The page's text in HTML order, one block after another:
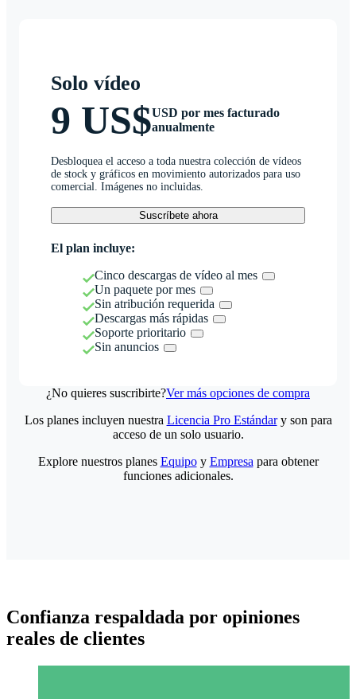
Solo vídeo
9 US$USD por mes facturado
anualmente
Desbloquea el acceso a toda nuestra colección de vídeos
de stock y gráficos en movimiento autorizados para uso
comercial. Imágenes no incluidas.
Suscríbete ahora
El plan incluye:
Cinco descargas de vídeo al mes
Un paquete por mes
Sin atribución requerida
Descargas más rápidas
Soporte prioritario
Sin anuncios
¿No quieres suscribirte?Ver más opciones de compra
Los planes incluyen nuestra Licencia Pro Estándary son para
acceso de un solo usuario.
Explore nuestros planes Equipoy Empresa para obtener
funciones adicionales.
Confianza respaldada por opiniones
reales de clientes